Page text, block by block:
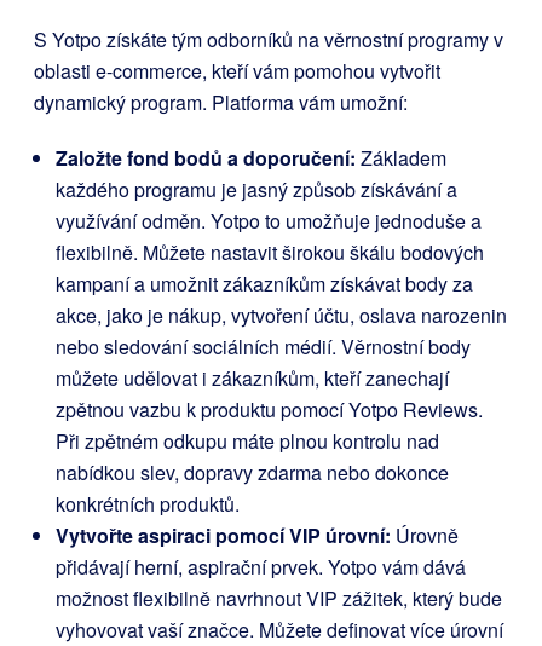
S Yotpo získáte tým odborníků na věrnostní programy v
oblasti e-commerce, kteří vám pomohou vytvořit
dynamický program. Platforma vám umožní:
Založte fond bodů a doporučení: Základem
každého programu je jasný způsob získávání a
využívání odměn. Yotpo to umožňuje jednoduše a
flexibilně. Můžete nastavit širokou škálu bodových
kampaní a umožnit zákazníkům získávat body za
akce, jako je nákup, vytvoření účtu, oslava narozenin
nebo sledování sociálních médií. Věrnostní body
můžete udělovat i zákazníkům, kteří zanechají
zpětnou vazbu k produktu pomocí Yotpo Reviews.
Při zpětném odkupu máte plnou kontrolu nad
nabídkou slev, dopravy zdarma nebo dokonce
konkrétních produktů.
Vytvořte aspiraci pomocí VIP úrovní: Úrovně
přidávají herní, aspirační prvek. Yotpo vám dává
možnost flexibilně navrhnout VIP zážitek, který bude
vyhovovat vaší značce. Můžete definovat více úrovní